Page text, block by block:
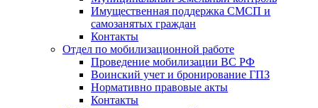
Имущественная поддержка СМСП и
самозанятых граждан
Контакты
Отдел по мобилизационной работе
Проведение мобилизации ВС РФ
Воинский учет и бронирование ГПЗ
Нормативно правовые акты
Контакты